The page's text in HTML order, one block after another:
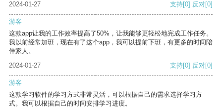
2024-01-27
支持[0] 反对[0]
游客
这款app让我的工作效率提高了50%，让我能够更轻松地完成工作任务。
我以前经常加班，现在有了这个app，我可以提前下班，有更多的时间陪
伴家人。
2024-01-27
支持[0] 反对[0]
游客
这款学习软件的学习方式非常灵活，可以根据自己的需求选择学习方
式。我可以根据自己的时间安排学习进度。